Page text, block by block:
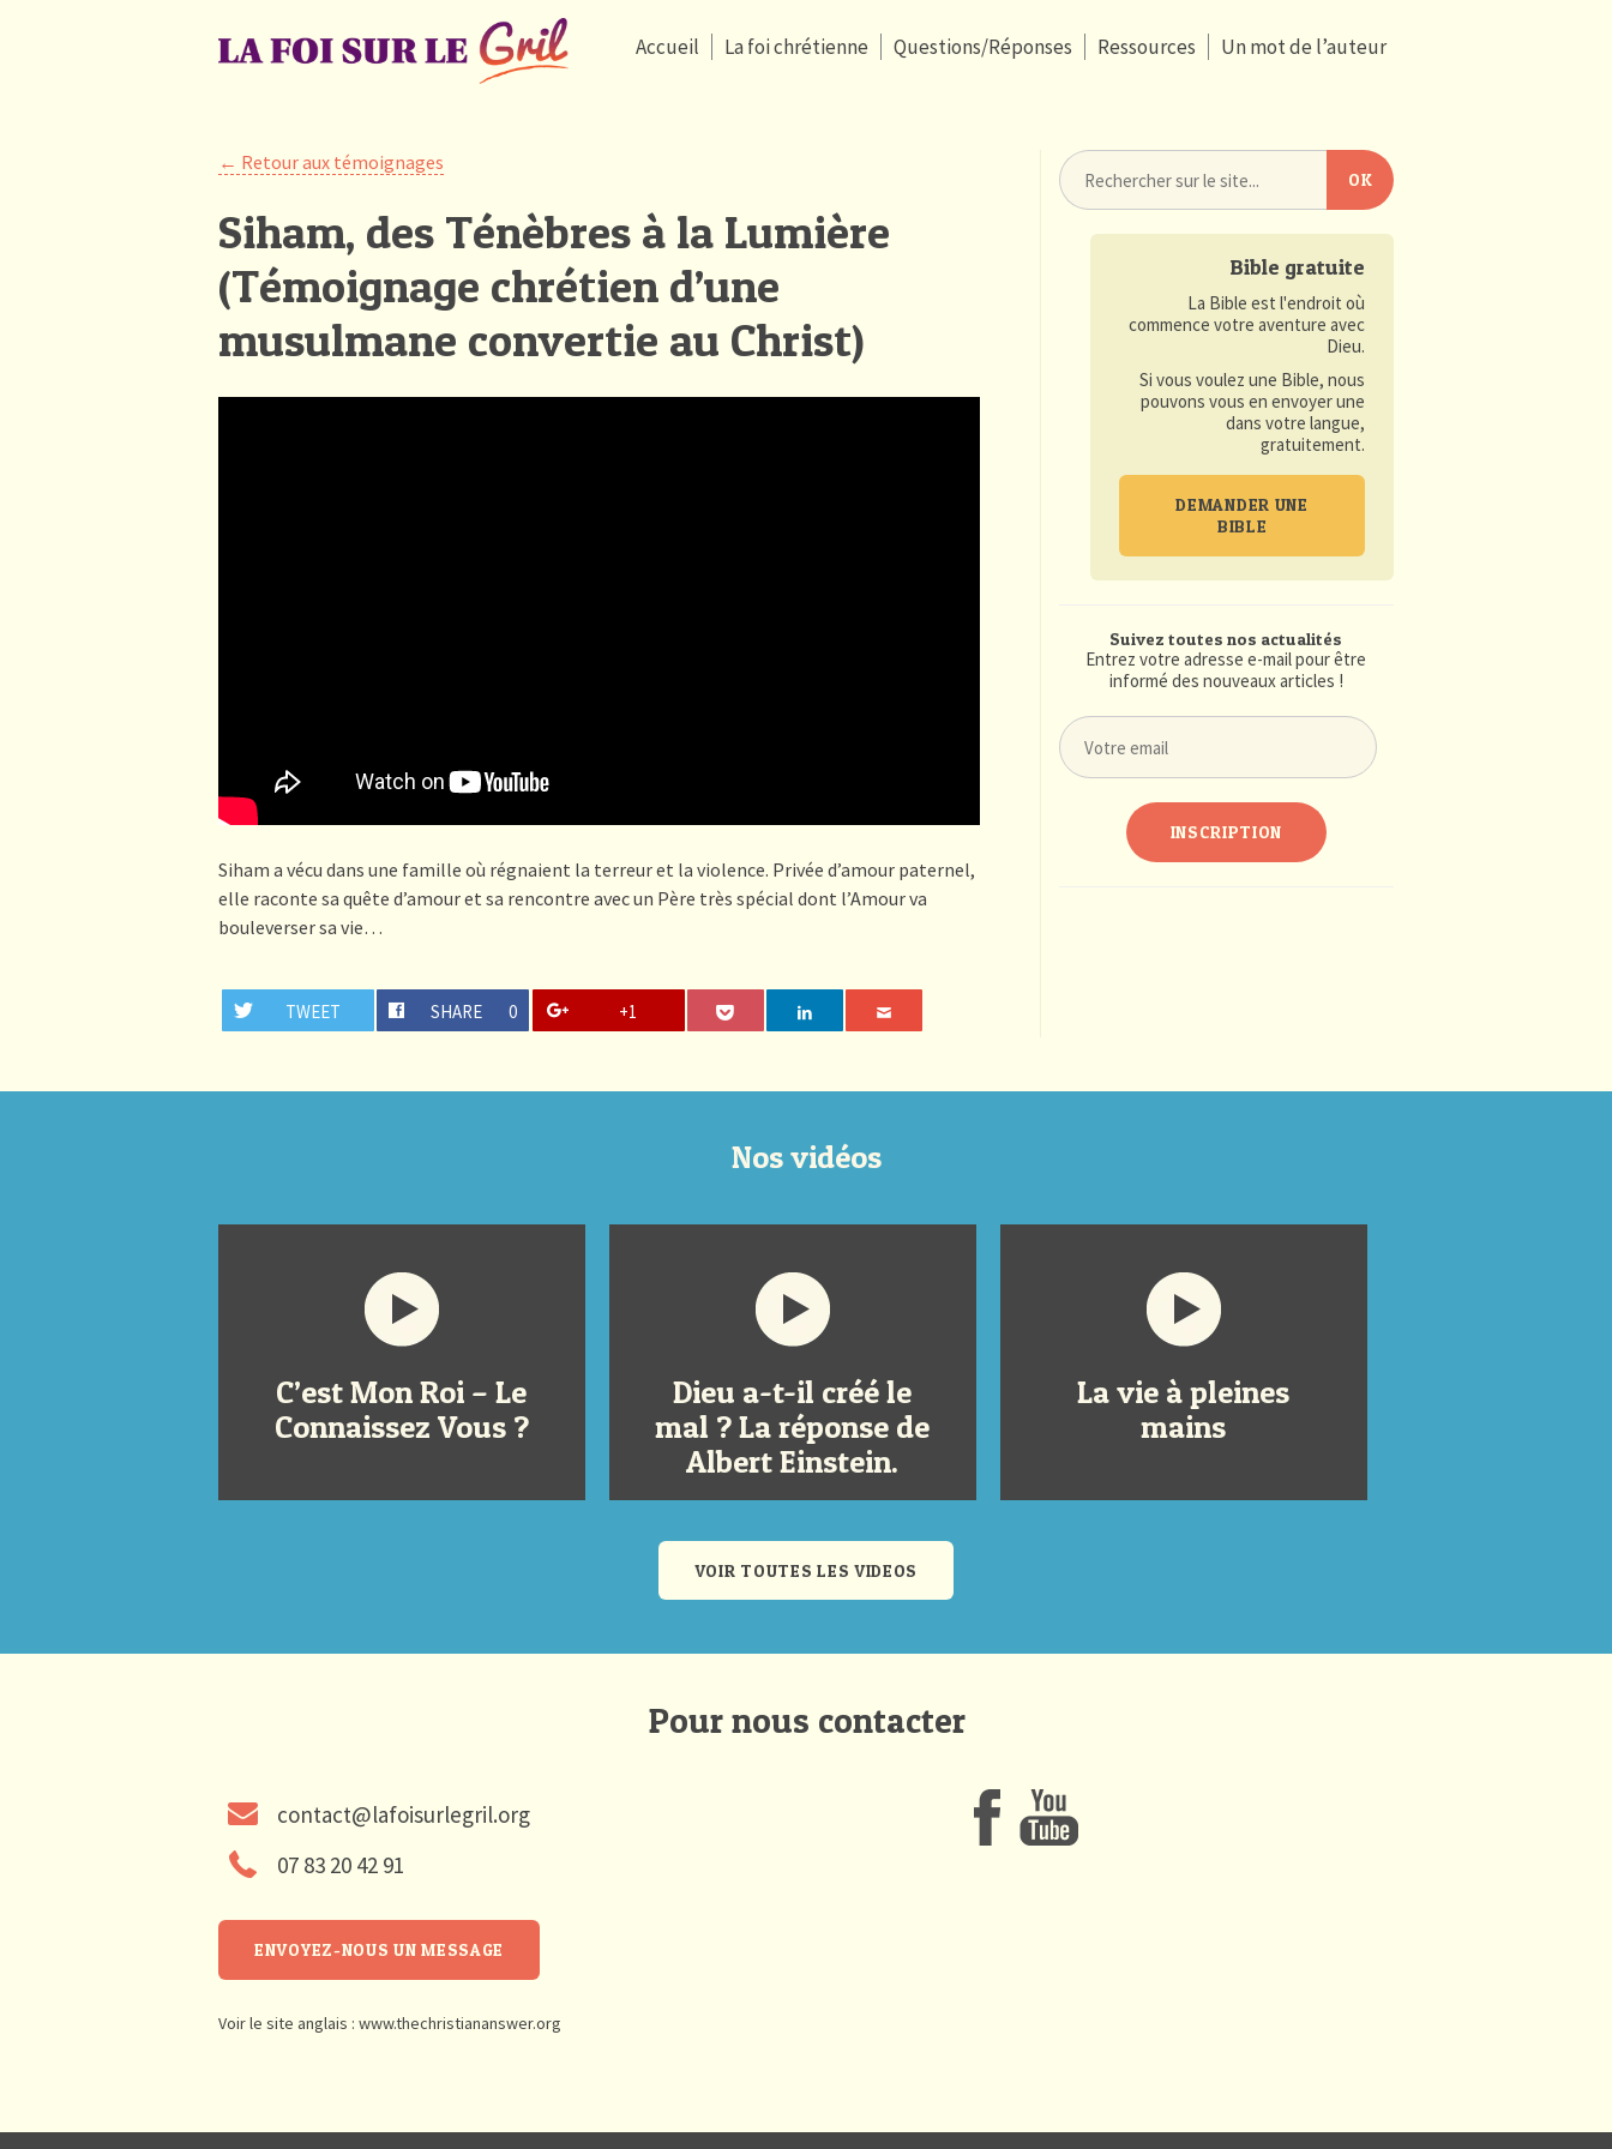
Accueil La foi chrétienne Questions/Réponses Ressources Un mot de l’auteur
← Retour aux témoignages
Siham, des Ténèbres à la Lumière
(Témoignage chrétien d’une
musulmane convertie au Christ)
Siham a vécu dans une famille où régnaient la terreur et la violence. Privée d’amour paternel,
elle raconte sa quête d’amour et sa rencontre avec un Père très spécial dont l’Amour va
bouleverser sa vie…
TWEET SHARE 0 +1
Bible gratuite
La Bible est l'endroit où
commence votre aventure avec
Dieu.
Si vous voulez une Bible, nous
pouvons vous en envoyer une
dans votre langue,
gratuitement.
DEMANDER UNE
BIBLE
Suivez toutes nos actualités
Entrez votre adresse e-mail pour être
informé des nouveaux articles !
Nos vidéos
C’est Mon Roi – Le
Connaissez Vous ?
Dieu a-t-il créé le
mal ? La réponse de
Albert Einstein.
La vie à pleines
mains
VOIR TOUTES LES VIDEOS
Pour nous contacter
contact@lafoisurlegril.org
07 83 20 42 91
ENVOYEZ-NOUS UN MESSAGE
Voir le site anglais : www.thechristiananswer.org